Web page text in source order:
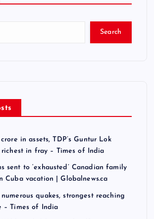
Search
in assets, TDP’s Guntur Lok
in fray – Times of India
sent to ‘exhausted’ Canadian family
Cuba vacation | Globalnews.ca
quakes, strongest reaching
– Times of India